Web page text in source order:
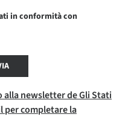
in conformità con
alla newsletter de Gli Stati
per completare la